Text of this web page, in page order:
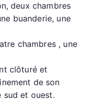
deux chambres
buanderie, une
chambres , une
clôturé et
de son
sud et ouest.